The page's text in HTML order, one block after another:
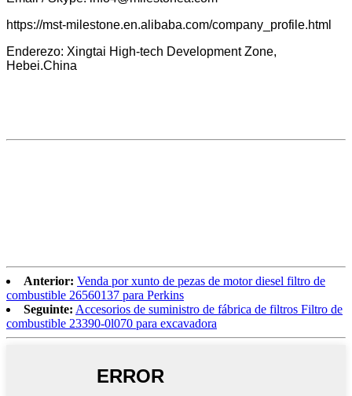
https://mst-milestone.en.alibaba.com/company_profile.html
Enderezo: Xingtai High-tech Development Zone,
Hebei.China
Anterior: Venda por xunto de pezas de motor diesel filtro de
combustible 26560137 para Perkins
Seguinte: Accesorios de suministro de fábrica de filtros Filtro de
combustible 23390-0l070 para excavadora